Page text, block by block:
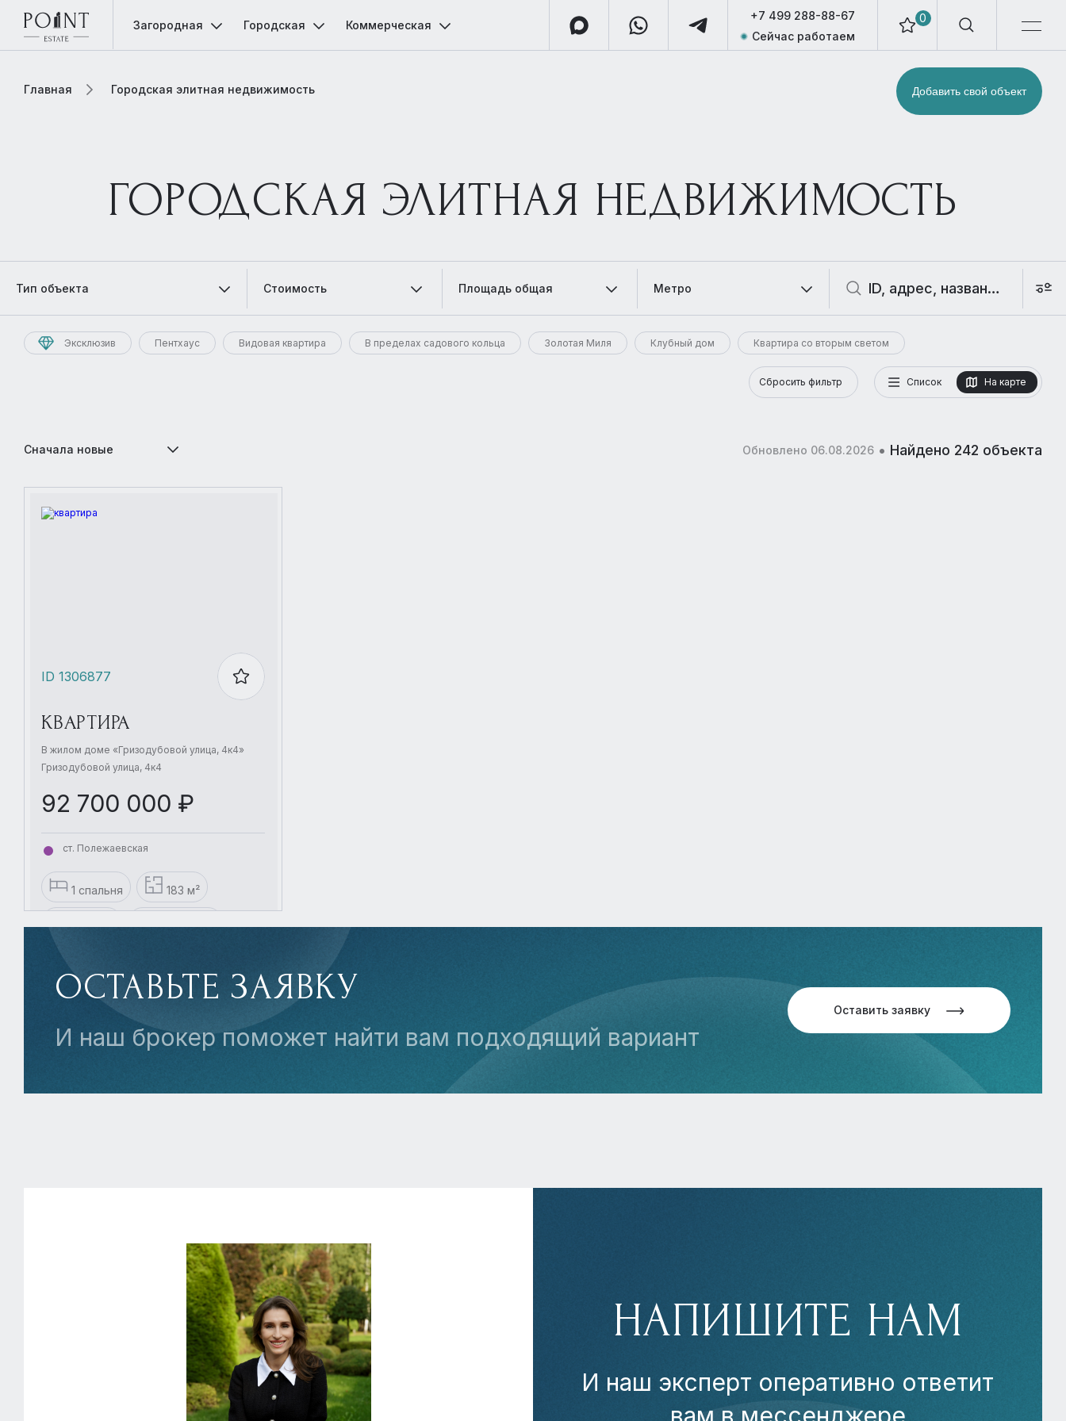
0
+7 499 288-88-67
Сейчас работаем
Загородная Городская Коммерческая
Главная Городская элитная недвижимость Добавить свой объект
ГОРОДСКАЯ ЭЛИТНАЯ НЕДВИЖИМОСТЬ
Тип объекта Стоимость Площадь общая Метро
Эксклюзив Пентхаус Видовая квартира В пределах садового кольца Золотая Миля Клубный дом Квартира со вторым светом
Список На карте
Сбросить фильтр
Сначала новые Обновлено 06.08.2026 • Найдено 242 объекта
ID 1306877
КВАРТИРА
В жилом доме «Гризодубовой улица, 4к4»
Гризодубовой улица, 4к4
92 700 000 ₽
ст. Полежаевская
1 спальня 183 м²
15 Этаж 3 комнаты
В жилом комплексе «Дом с Атлантами»
230 000 000 ₽
106.8 м²
ОСТАВЬТЕ ЗАЯВКУ
И наш брокер поможет найти вам подходящий вариант
Оставить заявку
НАПИШИТЕ НАМ
И наш эксперт оперативно ответит